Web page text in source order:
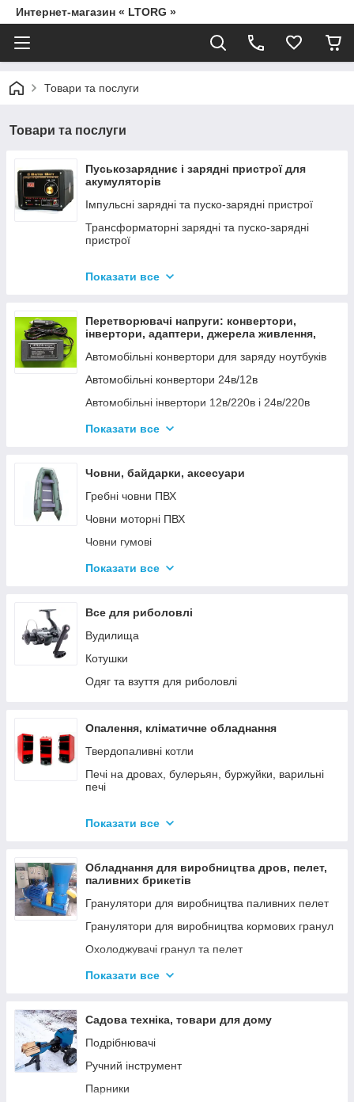
Интернет-магазин « LTORG »
Товари та послуги
Товари та послуги
Пуськозарядниє і зарядні пристрої для
акумуляторів
Імпульсні зарядні та пуско-зарядні пристрої
Трансформаторні зарядні та пуско-зарядні
пристрої
Показати все
Перетворювачі напруги: конвертори,
інвертори, адаптери, джерела живлення,
Автомобільні конвертори для заряду ноутбуків
Автомобільні конвертори 24в/12в
Автомобільні інвертори 12в/220в і 24в/220в
Вольтметры
Показати все
Човни, байдарки, аксесуари
Гребні човни ПВХ
Човни моторні ПВХ
Човни гумові
Надувні байдарки
Тюбінг
Страхувальні жилети
Човники ΩMega
Лодки Grif boat
Показати все
Все для риболовлі
Вудилища
Котушки
Одяг та взуття для риболовлі
Опалення, кліматичне обладнання
Твердопаливні котли
Печі на дровах, булерьян, буржуйки, варильні
печі
Котли електричні
Газові котли
Аксесуари для твердопаливних котлів
Показати все
Обладнання для виробництва дров, пелет,
паливних брикетів
Гранулятори для виробництва паливних пелет
Гранулятори для виробництва кормових гранул
Охолоджувачі гранул та пелет
Подрібнювачі
Дровоколи
Показати все
Садова техніка, товари для дому
Подрібнювачі
Ручний інструмент
Парники